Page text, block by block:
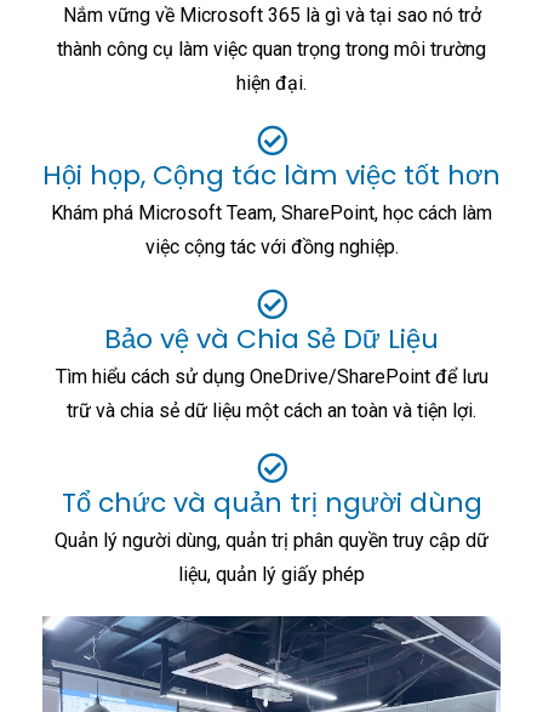
Nắm vững về Microsoft 365 là gì và tại sao nó trở
thành công cụ làm việc quan trọng trong môi trường
hiện đại.
Hội họp, Cộng tác làm việc tốt hơn
Khám phá Microsoft Team, SharePoint, học cách làm
việc cộng tác với đồng nghiệp.
Bảo vệ và Chia Sẻ Dữ Liệu
Tìm hiểu cách sử dụng OneDrive/SharePoint để lưu
trữ và chia sẻ dữ liệu một cách an toàn và tiện lợi.
Tổ chức và quản trị người dùng
Quản lý người dùng, quản trị phân quyền truy cập dữ
liệu, quản lý giấy phép